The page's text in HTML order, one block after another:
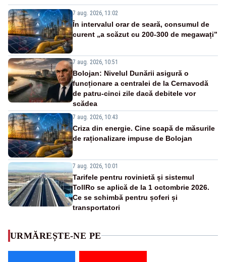
7 aug. 2026, 13:02
În intervalul orar de seară, consumul de
curent „a scăzut cu 200-300 de megawați”
7 aug. 2026, 10:51
Bolojan: Nivelul Dunării asigură o
funcționare a centralei de la Cernavodă
de patru-cinci zile dacă debitele vor
scădea
7 aug. 2026, 10:43
Criza din energie. Cine scapă de măsurile
de raționalizare impuse de Bolojan
7 aug. 2026, 10:01
Tarifele pentru rovinietă și sistemul
TollRo se aplică de la 1 octombrie 2026.
Ce se schimbă pentru șoferi și
transportatori
URMĂREȘTE-NE PE